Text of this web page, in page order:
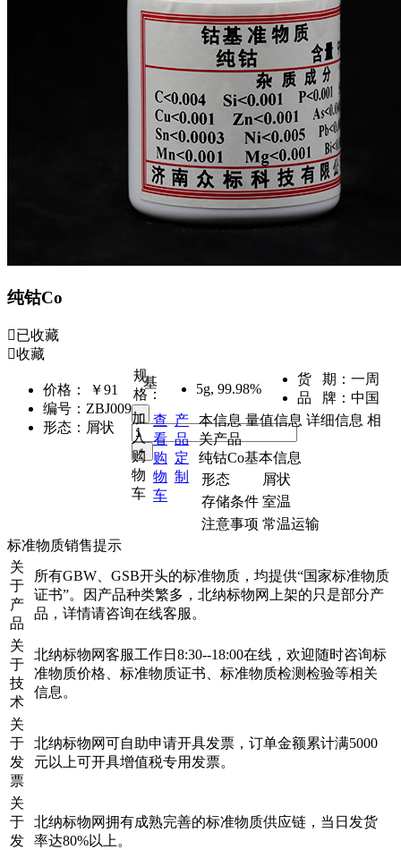
纯钴Co
已收藏
收藏
价格：
￥91
编号： ZBJ009
形态： 屑状
货 期： 一周
品 牌： 中国
规
格：
5g, 99.98%
加
入
购
物
车
查
看
购
物
车
产
品
定
制
基
本信息 量值信息 详细信息 相
关产品
纯钴Co基本信息
形态
屑状
存储条件 室温
注意事项 常温运输
标准物质销售提示
关
于
产
品
所有GBW、GSB开头的标准物质，均提供“国家标准物质
证书”。因产品种类繁多，北纳标物网上架的只是部分产
品，详情请咨询在线客服。
关
于
技
术
北纳标物网客服工作日8:30--18:00在线，欢迎随时咨询标
准物质价格、标准物质证书、标准物质检测检验等相关
信息。
关
于
发
票
北纳标物网可自助申请开具发票，订单金额累计满5000
元以上可开具增值税专用发票。
关
于
发
北纳标物网拥有成熟完善的标准物质供应链，当日发货
率达80%以上。